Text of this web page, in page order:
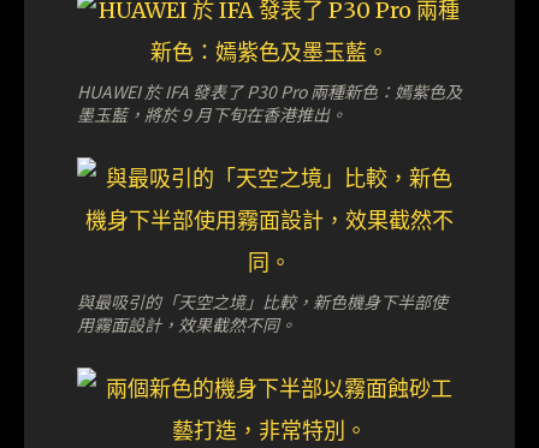
HUAWEI 於 IFA 發表了 P30 Pro 兩種新色：嫣紫色及
墨玉藍，將於 9 月下旬在香港推出。
與最吸引的「天空之境」比較，新色機身下半部使
用霧面設計，效果截然不同。